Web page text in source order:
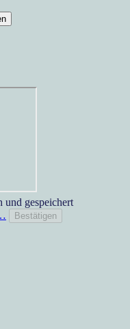
und gespeichert
Bestätigen